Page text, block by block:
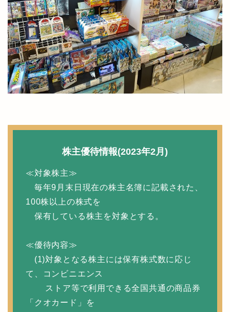
株主優待情報(2023年2月)
≪対象株主≫
毎年9月末日現在の株主名簿に記載された、
100株以上の株式を
保有している株主を対象とする。
≪優待内容≫
(1)対象となる株主には保有株式数に応じ
て、コンビニエンス
ストア等で利用できる全国共通の商品券
「クオカード」を